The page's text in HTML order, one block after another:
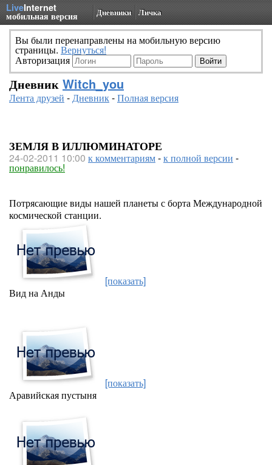
LiveInternet
мобильная версия Дневники Личка
Вы были перенаправлены на мобильную версию
страницы. Вернуться!
Авторизация
Дневник Witch_you
Лента друзей -Дневник-Полная версия
ЗЕМЛЯ В ИЛЛЮМИНАТОРЕ
24-02-2011 10:00 к комментариям-к полной версии -
понравилось!
Потрясающие виды нашей планеты с борта Международной
космической станции.
[показать]
Вид на Анды
[показать]
Аравийская пустыня